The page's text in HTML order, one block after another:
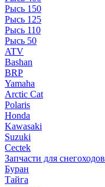
Рысь 150
Рысь 125
Рысь 110
Рысь 50
ATV
Bashan
BRP
Yamaha
Arctic Cat
Polaris
Honda
Kawasaki
Suzuki
Cectek
Запчасти для снегоходов
Буран
Тайга